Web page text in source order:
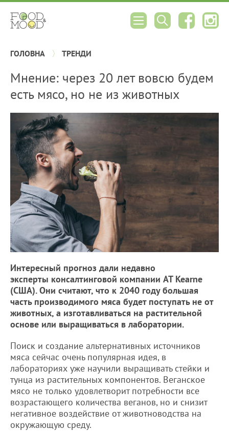
ГОЛОВНА ТРЕНДИ
Мнение: через 20 лет вовсю будем
есть мясо, но не из животных
Интересный прогноз дали недавно
эксперты консалтинговой компании AT Kearne
(США). Они считают, что к 2040 году большая
часть производимого мяса будет поступать не от
животных, а изготавливаться на растительной
основе или выращиваться в лаборатории.
Поиск и создание альтернативных источников
мяса сейчас очень популярная идея, в
лабораториях уже научили выращивать стейки и
тунца из растительных компонентов. Веганское
мясо не только удовлетворит потребности все
возрастающего количества веганов, но и снизит
негативное воздействие от животноводства на
окружающую среду.